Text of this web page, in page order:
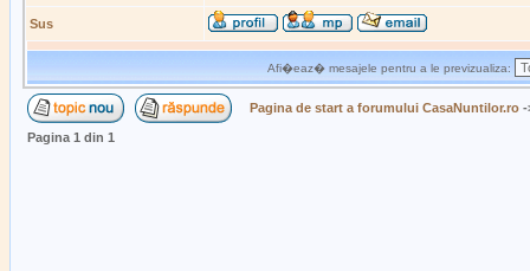
Sus
Afi�eaz� mesajele pentru a le previzualiza:
Pagina de start a forumului CasaNuntilor.ro
Pagina 1 din 1